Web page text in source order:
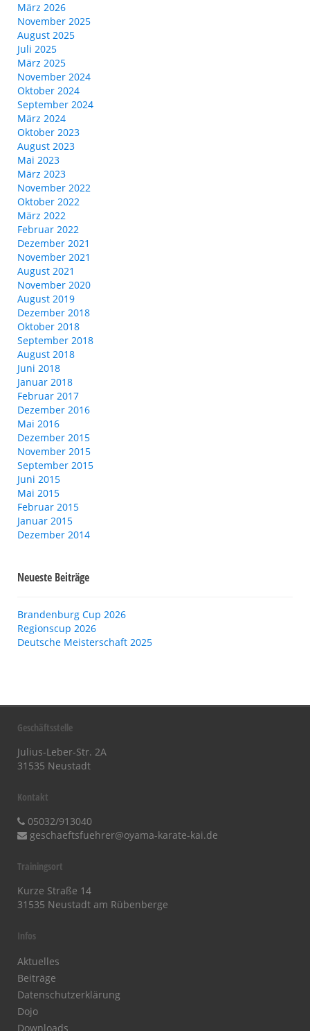
März 2026
November 2025
August 2025
Juli 2025
März 2025
November 2024
Oktober 2024
September 2024
März 2024
Oktober 2023
August 2023
Mai 2023
März 2023
November 2022
Oktober 2022
März 2022
Februar 2022
Dezember 2021
November 2021
August 2021
November 2020
August 2019
Dezember 2018
Oktober 2018
September 2018
August 2018
Juni 2018
Januar 2018
Februar 2017
Dezember 2016
Mai 2016
Dezember 2015
November 2015
September 2015
Juni 2015
Mai 2015
Februar 2015
Januar 2015
Dezember 2014
Neueste Beiträge
Brandenburg Cup 2026
Regionscup 2026
Deutsche Meisterschaft 2025
Geschäftsstelle
Julius-Leber-Str. 2A
31535 Neustadt
Kontakt
05032/913040
geschaeftsfuehrer@oyama-karate-kai.de
Trainingsort
Kurze Straße 14
31535 Neustadt am Rübenberge
Infos
Aktuelles
Beiträge
Datenschutzerklärung
Dojo
Downloads